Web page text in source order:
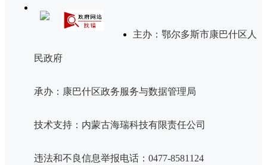
主办：鄂尔多斯市康巴什区人
民政府
承办：康巴什区政务服务与数据管理局
技术支持：内蒙古海瑞科技有限责任公司
违法和不良信息举报电话：0477-8581124